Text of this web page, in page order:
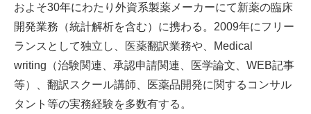
およそ30年にわたり外資系製薬メーカーにて新薬の臨床
開発業務（統計解析を含む）に携わる。2009年にフリー
ランスとして独立し、医薬翻訳業務や、Medical
writing（治験関連、承認申請関連、医学論文、WEB記事
等）、翻訳スクール講師、医薬品開発に関するコンサル
タント等の実務経験を多数有する。